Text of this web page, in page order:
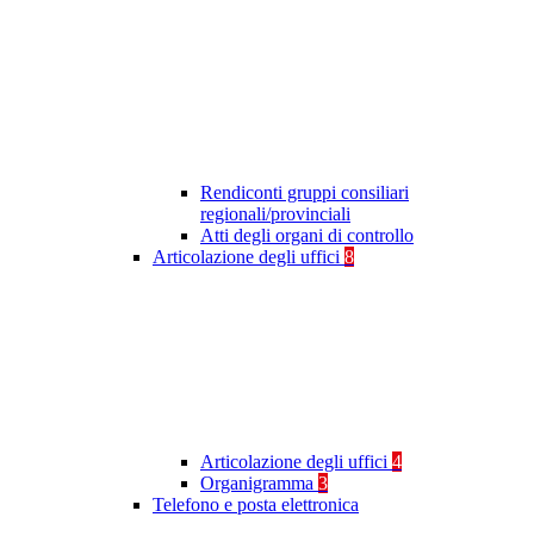
Rendiconti gruppi consiliari
regionali/provinciali
Atti degli organi di controllo
Articolazione degli uffici 8
Articolazione degli uffici 4
Organigramma 3
Telefono e posta elettronica